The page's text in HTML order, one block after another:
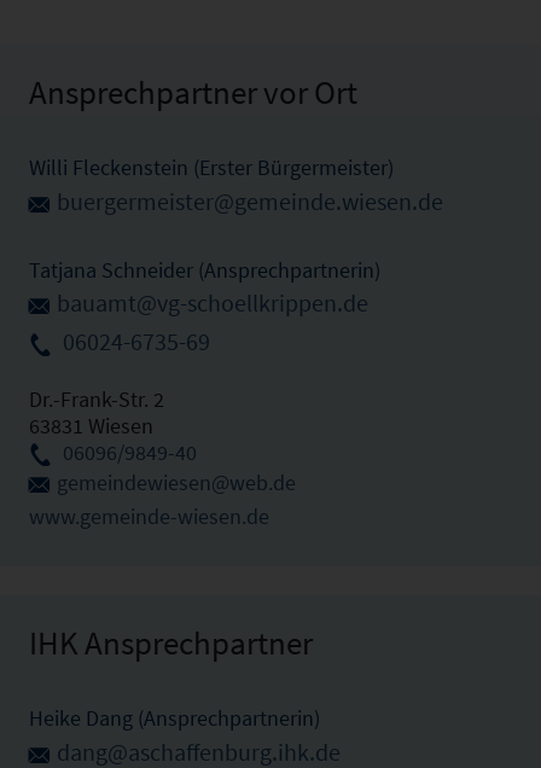
Ansprechpartner vor Ort
Willi Fleckenstein (Erster Bürgermeister)
buergermeister@gemeinde.wiesen.de
Tatjana Schneider (Ansprechpartnerin)
bauamt@vg-schoellkrippen.de
06024-6735-69
Dr.-Frank-Str. 2
63831 Wiesen
06096/9849-40
gemeindewiesen@web.de
www.gemeinde-wiesen.de
IHK Ansprechpartner
Heike Dang (Ansprechpartnerin)
dang@aschaffenburg.ihk.de